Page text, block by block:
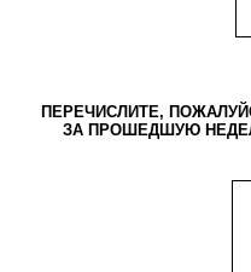
ПЕРЕЧИСЛИТЕ,
ЗА ПРОШЕДШУЮ